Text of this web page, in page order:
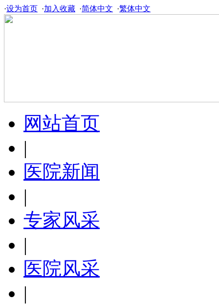
·设为首页 ·加入收藏 ·简体中文 ·繁体中文
网站首页
|
医院新闻
|
专家风采
|
医院风采
|